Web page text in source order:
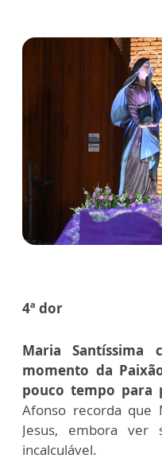
4ª dor
Maria
momento da
pouco tempo para
Afonso recorda que
Jesus, embora
incalculável.